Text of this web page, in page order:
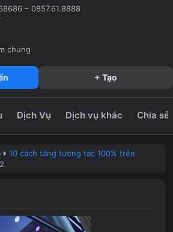
– 0857.61.8888
chung
+ Tạo
Dịch Vụ Dịch vụ khác Chia sẻ
10 cách tăng tương tác 100% trên